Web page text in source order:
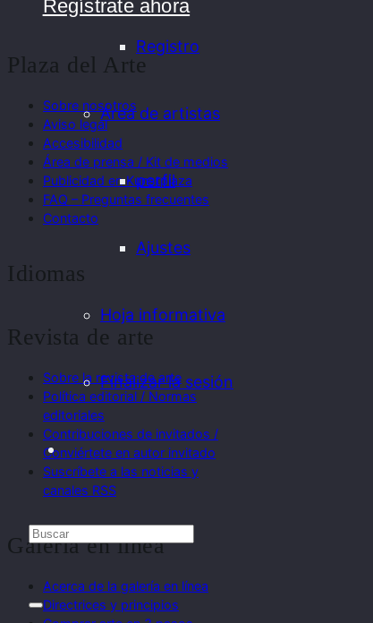
Registro
Área de artistas
perfil
Ajustes
Hoja informativa
Finalizar la sesión
Regístrate ahora
Plaza del Arte
Sobre nosotros
Aviso legal
Accesibilidad
Área de prensa / Kit de medios
Publicidad en Kunstplaza
FAQ – Preguntas frecuentes
Contacto
Idiomas
Revista de arte
Sobre la revista de arte
Política editorial / Normas
editoriales
Contribuciones de invitados /
Conviértete en autor invitado
Suscríbete a las noticias y
canales RSS
Galería en línea
Acerca de la galería en línea
Directrices y principios